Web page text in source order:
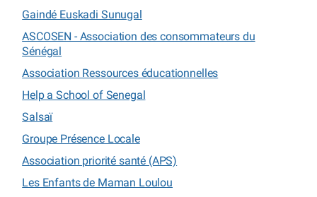
Gaindé Euskadi Sunugal
ASCOSEN - Association des consommateurs du
Sénégal
Association Ressources éducationnelles
Help a School of Senegal
Salsaï
Groupe Présence Locale
Association priorité santé (APS)
Les Enfants de Maman Loulou